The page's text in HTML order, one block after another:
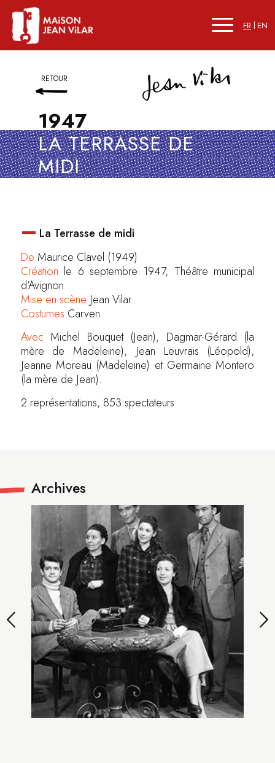
FR EN
RETOUR
1947
LA TERRASSE DE
MIDI
– La Terrasse de midi
De Maurice Clavel (1949)
Création le 6 septembre 1947, Théâtre municipal
d’Avignon
Mise en scène Jean Vilar
Costumes Carven
Avec Michel Bouquet (Jean), Dagmar-Gérard (la
mère de Madeleine), Jean Leuvrais (Léopold),
Jeanne Moreau (Madeleine) et Germaine Montero
(la mère de Jean).
2 représentations, 853 spectateurs
Archives